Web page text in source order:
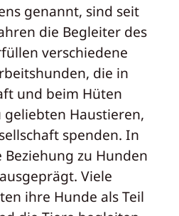
genannt, sind seit
die Begleiter des
verschiedene
die in
und beim Hüten
geliebten Haustieren,
spenden. In
zu Hunden
Viele
ihre Hunde als Teil